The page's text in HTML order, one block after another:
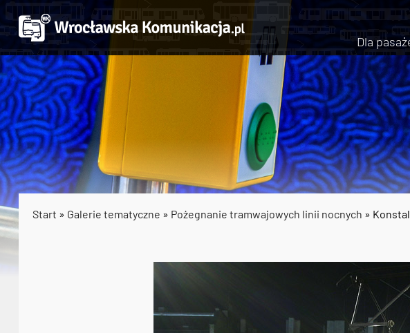
Dla
Start » Galerie tematyczne » Pożegnanie tramwajowych linii nocnych »